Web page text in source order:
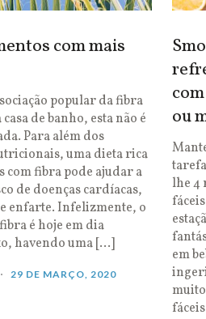
com mais
popular da fibra
casa de banho, esta não é
Para além dos
uma dieta rica
com fibra pode ajudar a
de doenças cardíacas,
enfarte. Infelizmente, o
é hoje em dia
havendo uma […]
29 DE MARÇO, 2020
ou
lhe 4
em